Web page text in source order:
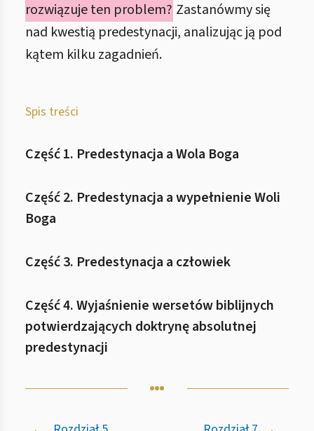
rozwiązuje ten problem? Zastanówmy się
nad kwestią predestynacji, analizując ją pod
kątem kilku zagadnień.
Spis treści
Część 1. Predestynacja a Wola Boga
Część 2. Predestynacja a wypełnienie Woli
Boga
Część 3. Predestynacja a człowiek
Część 4. Wyjaśnienie wersetów biblijnych
potwierdzających doktrynę absolutnej
predestynacji